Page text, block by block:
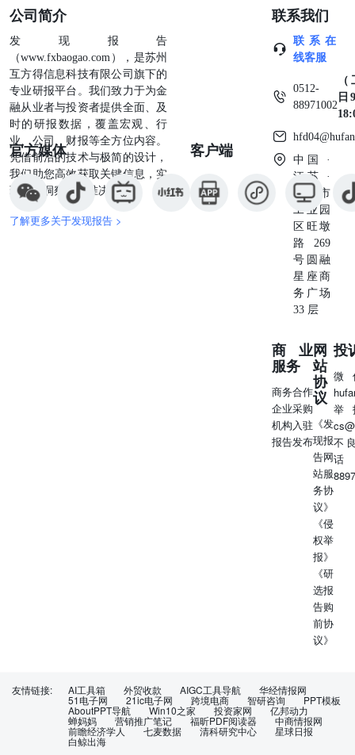
审，会议邀请了垣信卫星、航天科技集团八院、中科院研究
所等单位的专家，千帆星座项目监理组现场指导，对本批次
卫星有效载荷、元器件、测试数据、质量控制等12个专项开
展了评审。会议通过评审，为出厂评审奠定了基础。千帆星
座I-2批次卫星最终用户为上海垣信卫星科技有限公司，采
用格思航天自主研发的可堆叠型平板卫星平台。根据规
划，“千帆星座”一期将完成发射1296颗卫星，未来将打造
1.4万多颗低轨宽频多媒体卫星的组网。 1.2投资建议 军工
行业经过了2020-2022年的较快增长后，2023年细分领域业
绩差异显著，结构分化加剧，未来有望迎来高质量发展。随
着装备技术不断发展，新技术、新产品层出不穷，在新域新
质作战领域或将产生较多投资机会。另外，随着中国日益走
向世界舞台中央，军贸出口有望成为军工板块新的增长点。
建议关注以下两条投资主线： 1）传统航空航天领域，建议
关注增长更持久、有超额增速的标的，产业链相关标的包括
中航沈飞、钢研高纳、国科军工、天箭科技、国博电子、菲
利华、高德红外、航天电器、图南股份等。 2）军工新趋
势，建议关注军工新技术、新产品、新市场，产业链相关标
的包括国睿科技、烽火电子、航天智造、高华科技、中科海
虹、臻镭科技、铖昌科技、三角防务、润贝航科、联创光电
等。 2行情概览 2.1军工板块表现 本周中证军工指数上涨
1.86%，申万军工指数上涨2.40%，上证综指上涨0.50%，深
证成指下跌0.51%，沪深300指数下跌0.73%。军工板块在31
个申万一级行业中涨幅排第7位。 图表1：本周申万一级行
业指数表现 2.2个股表现 本周军工板块涨幅前十的个股为：
航宇微（+39.96%）、星网宇达（+34.99%）、航新科技
（+14.17%）、新研股份（+12.96%）。 图表2：本周军工
板块涨幅前十个股基本信息 2.3军工板块及重点标的估值水
平 截至2024年8月2日，中证军工指数为9325.85，军工板块
PE- TTM 估值为54.70，军工板块PB估值为2.67。军工板块
PE- TTM 估值和PB估值均处于历史低位，自2014年1月1日
起，历史上有19.97%的时间板块PE- TTM 估值低于当前水
平，22.78%的时间板块PB估值低于当前水平。 图表3：军
（2024年8月2日） 2.4陆股通持股及其变化 截至2024年8月2
该比例提高0.34pcts。 当前陆股通持有市值最多的军工标的
为中国船舶（70.34亿元）、航发动力（27.84亿元）、中航
沈飞（13.39亿元）；持股比例最高的军工标的为中国船舶
（3.82%）、西部超导（3.52%）、普天科技（3.15%）。
公司简介
发现报告
（www.fxbaogao.com），是苏州
互方得信息科技有限公司旗下的
专业研报平台。我们致力于为金
融从业者与投资者提供全面、及
时的研报数据，覆盖宏观、行
业、公司、财报等全方位内容。
凭借前沿的技术与极简的设计，
我们助您高效获取关键信息，实
现深度洞察与精准决策。
了解更多关于发现报告 >
官方媒体 客户端
联系我们
联系在
线客服
0512-
88971002
日
中国 ·
江苏 ·
苏州市
工业园
区旺墩
路269
号圆融
星座商
务广场
33 层
商业
服务
商务合作
企业采购
机构入驻
报告发布
网
站
协
议
《发
现报
告网
站服
务协
议》
《侵
权举
报》
《研
选报
告购
前协
议》
投
微
举
不
友情链接: AI工具箱 外贸收款 AIGC工具导航 华经情报网
51电子网 21ic电子网 跨境电商 智研咨询 PPT模板
AboutPPT导航 Win10之家 投资家网 亿邦动力
蝉妈妈 营销推广笔记 福昕PDF阅读器 中商情报网
前瞻经济学人 七麦数据 清科研究中心 星球日报
白鲸出海